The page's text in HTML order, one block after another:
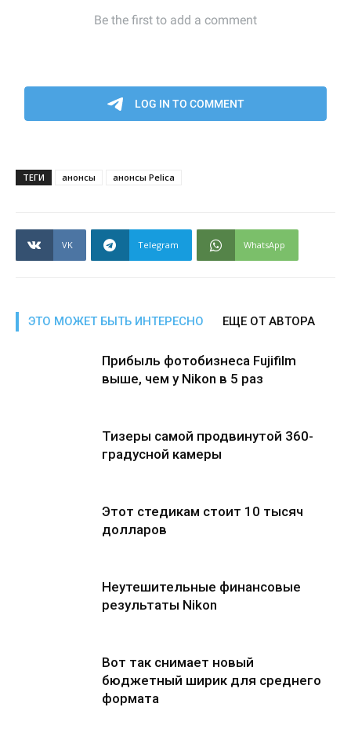
ТЕГИ анонсы анонсы Pelica
VK Telegram WhatsApp
ЭТО МОЖЕТ БЫТЬ ИНТЕРЕСНО ЕЩЕ ОТ АВТОРА
Прибыль фотобизнеса Fujifilm
выше, чем у Nikon в 5 раз
Тизеры самой продвинутой 360-
градусной камеры
Этот стедикам стоит 10 тысяч
долларов
Неутешительные финансовые
результаты Nikon
Вот так снимает новый
бюджетный ширик для среднего
формата